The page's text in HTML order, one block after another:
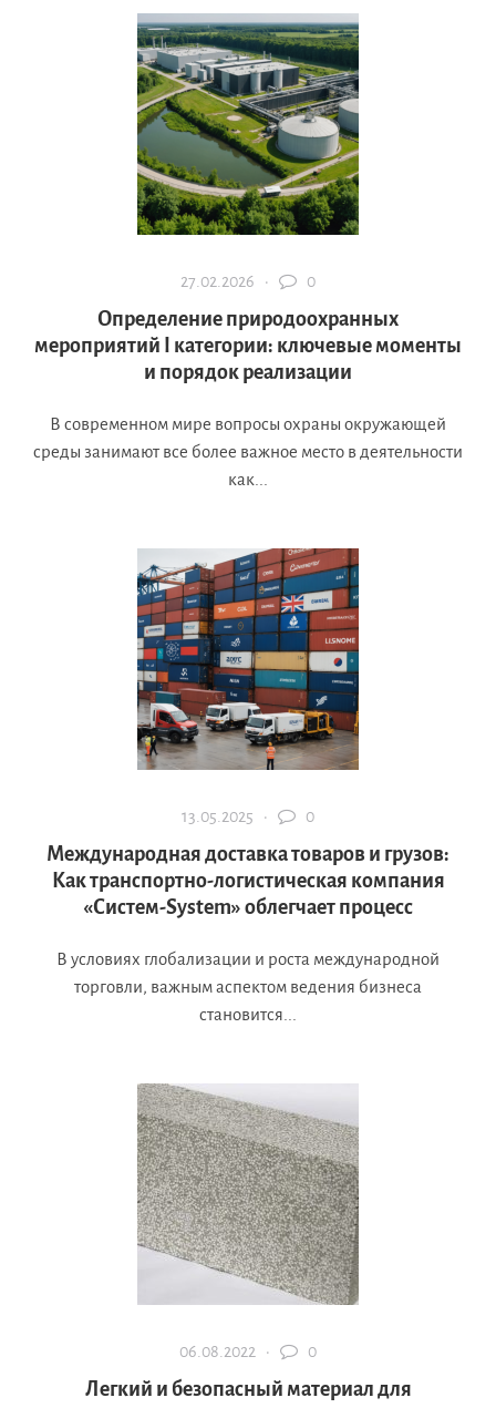
27.02.2026 · 0
Определение природоохранных
мероприятий I категории: ключевые моменты
и порядок реализации
В современном мире вопросы охраны окружающей
среды занимают все более важное место в деятельности
как...
13.05.2025 · 0
Международная доставка товаров и грузов:
Как транспортно-логистическая компания
«Систем-System» облегчает процесс
В условиях глобализации и роста международной
торговли, важным аспектом ведения бизнеса
становится...
06.08.2022 · 0
Легкий и безопасный материал для